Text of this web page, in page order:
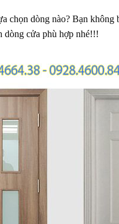
chọn dòng nào? Bạn
dòng cửa phù hợp nhé!!!